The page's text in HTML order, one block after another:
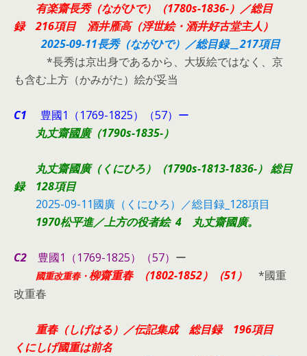
有楽齋長秀（ながひで）（1780s-1836-）／総目
録 216項目 酒井雁高（浮世絵・酒井好古堂主人）
2025-09-11長秀（ながひで）／総目録＿217項目
*長秀は京出身であるから、大坂絵ではなく、京
も含む上方（かみがた）絵が妥当
C1 豊國1（1769-1825）（57）ー
丸丈齋國廣（1790s-1835-）
丸丈齋國廣（くにひろ） （1790s-1813-1836-） 総目
録 128項目
2025-09-11國廣（くにひろ）／総目録_128項目
1970松平進／上方の役者絵 4 丸丈齋國廣。
C2 豊國1（1769-1825）（57） ー
國重改重春・柳齋重春 （1802-1852）（51）
*國重
改重春
重春（しげはる）／伝記集成 総目録 196項目
くにしげ國重は前名